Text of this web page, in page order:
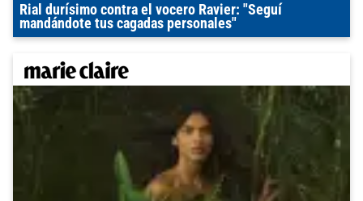
Rial durísimo contra el vocero Ravier: "Seguí
mandándote tus cagadas personales"